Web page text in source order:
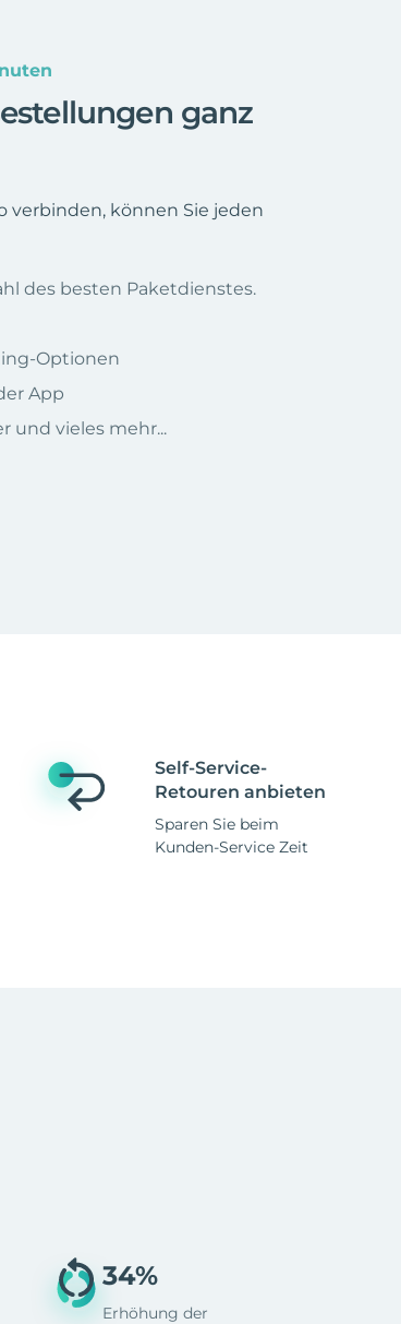
ganz
verbinden, können Sie jeden
des besten Paketdienstes.
Optionen
App
und vieles mehr...
Self-Service-
Retouren anbieten
Sparen Sie beim
Kunden-Service Zeit
34%
Erhöhung der